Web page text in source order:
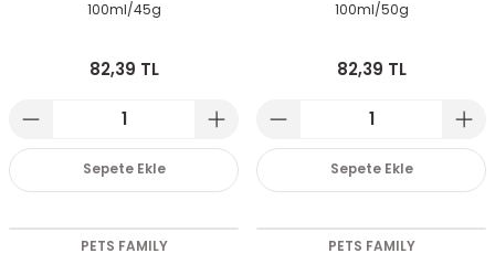
100ml/45g
82,39 TL
Sepete Ekle
100ml/50g
82,39 TL
Sepete Ekle
PETS FAMILY
PETS FAMILY